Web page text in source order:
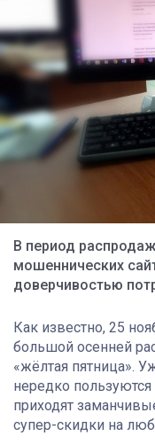
В период
мошеннических
доверчивостью
Как известно, 25
большой осенней
«жёлтая пятница».
нередко пользуются
приходят
супер-скидки на